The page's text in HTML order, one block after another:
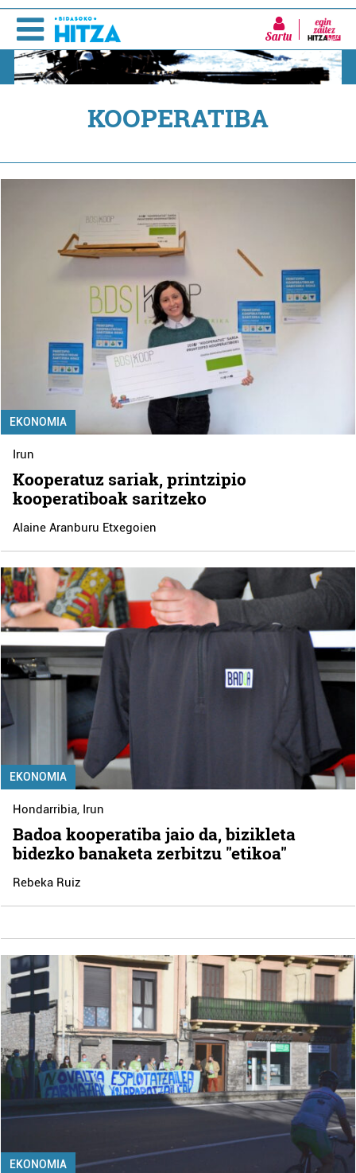
Sartu
KOOPERATIBA
EKONOMIA
Irun
Kooperatuz sariak, printzipio
kooperatiboak saritzeko
Alaine Aranburu Etxegoien
EKONOMIA
Hondarribia, Irun
Badoa kooperatiba jaio da, bizikleta
bidezko banaketa zerbitzu "etikoa"
Rebeka Ruiz
EKONOMIA